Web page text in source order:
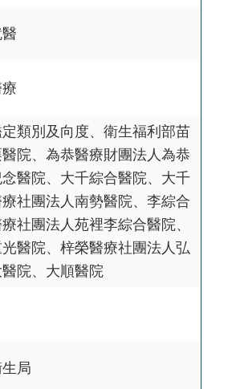
類別及向度、衛生福利部苗
院、為恭醫療財團法人為恭
醫院、大千綜合醫院、大千
社團法人南勢醫院、李綜合
社團法人苑裡李綜合醫院、
醫院、梓榮醫療社團法人弘
醫院、大順醫院
局